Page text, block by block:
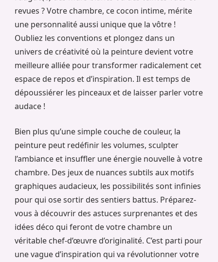
revues ? Votre chambre, ce cocon intime, mérite
une personnalité aussi unique que la vôtre !
Oubliez les conventions et plongez dans un
univers de créativité où la peinture devient votre
meilleure alliée pour transformer radicalement cet
espace de repos et d’inspiration. Il est temps de
dépoussiérer les pinceaux et de laisser parler votre
audace !
Bien plus qu’une simple couche de couleur, la
peinture peut redéfinir les volumes, sculpter
l’ambiance et insuffler une énergie nouvelle à votre
chambre. Des jeux de nuances subtils aux motifs
graphiques audacieux, les possibilités sont infinies
pour qui ose sortir des sentiers battus. Préparez-
vous à découvrir des astuces surprenantes et des
idées déco qui feront de votre chambre un
véritable chef-d’œuvre d’originalité. C’est parti pour
une vague d’inspiration qui va révolutionner votre